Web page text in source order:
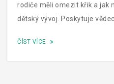
rodiče měli omezit křik a jak
dětský vývoj. Poskytuje
komunikaci s našimi dětmi, a
ČÍST VÍCE